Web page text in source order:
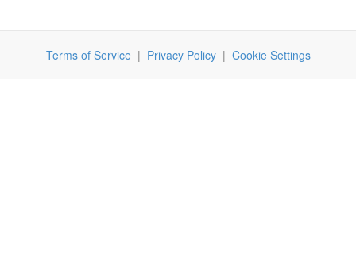
Terms of Service| Privacy Policy| Cookie Settings